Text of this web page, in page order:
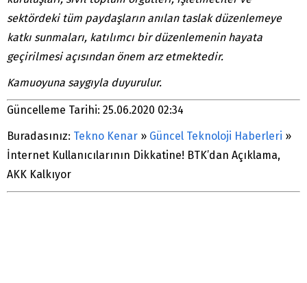
sektördeki tüm paydaşların anılan taslak düzenlemeye
katkı sunmaları, katılımcı bir düzenlemenin hayata
geçirilmesi açısından önem arz etmektedir.
Kamuoyuna saygıyla duyurulur.
Güncelleme Tarihi: 25.06.2020 02:34
Buradasınız: Tekno Kenar » Güncel Teknoloji Haberleri »
İnternet Kullanıcılarının Dikkatine! BTK’dan Açıklama,
AKK Kalkıyor